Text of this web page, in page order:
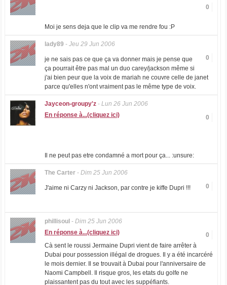
0
Moi je sens deja que le clip va me rendre fou :P
lady89 - Jeu 29 Jun 2006
0
je ne sais pas ce que ça va donner mais je pense que
ça pourrait être pas mal un duo carey/jackson même si
j'ai bien peur que la voix de mariah ne couvre celle de janet
parce qu'elles n'ont vraiment pas le même type de voix.
Jayceon-groupy'z- Lun 26 Jun 2006
0
En réponse à...(cliquez ici)
Il ne peut pas etre condamné a mort pour ça... :unsure:
The Carter- Dim 25 Jun 2006
0
J'aime ni Carzy ni Jackson, par contre je kiffe Dupri !!!
phillisoul - Dim 25 Jun 2006
0
En réponse à...(cliquez ici)
Cà sent le roussi Jermaine Dupri vient de faire arrêter à
Dubai pour possession illégal de drogues. Il y a été incarcéré
le mois dernier. Il se trouvait à Dubai pour l'anniversaire de
Naomi Campbell. Il risque gros, les etats du golfe ne
plaissantent pas du tout avec les suppéfiants.